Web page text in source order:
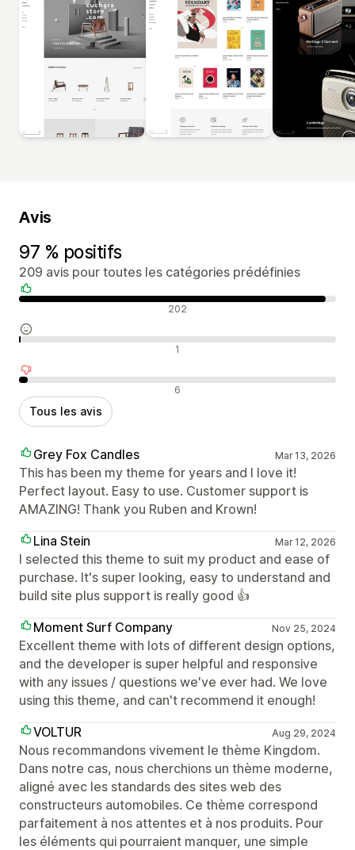
Avis
97 % positifs
209 avis pour toutes les catégories prédéfinies
Avis positifs 202
Avis neutres 1
Avis négatifs 6
Tous les avis
Grey Fox Candles Mar 13, 2026
This has been my theme for years and I love it!
Perfect layout. Easy to use. Customer support is
AMAZING! Thank you Ruben and Krown!
Lina Stein
Mar 12, 2026
I selected this theme to suit my product and ease of
purchase. It's super looking, easy to understand and
build site plus support is really good 👍
Moment Surf Company
Nov 25, 2024
Excellent theme with lots of different design options,
and the developer is super helpful and responsive
with any issues / questions we've ever had. We love
using this theme, and can't recommend it enough!
VOLTUR
Aug 29, 2024
Nous recommandons vivement le thème Kingdom.
Dans notre cas, nous cherchions un thème moderne,
aligné avec les standards des sites web des
constructeurs automobiles. Ce thème correspond
parfaitement à nos attentes et à nos produits. Pour
les éléments qui pourraient manquer, une simple